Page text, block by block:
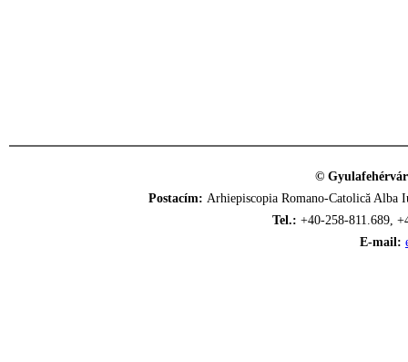
©
Postacím: Arhiepiscopia Romano-Catolică
Tel.: +40-258-811.689,
E-mail: